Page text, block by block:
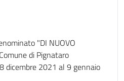
"DI NUOVO
di Pignataro
dicembre 2021 al 9 gennaio